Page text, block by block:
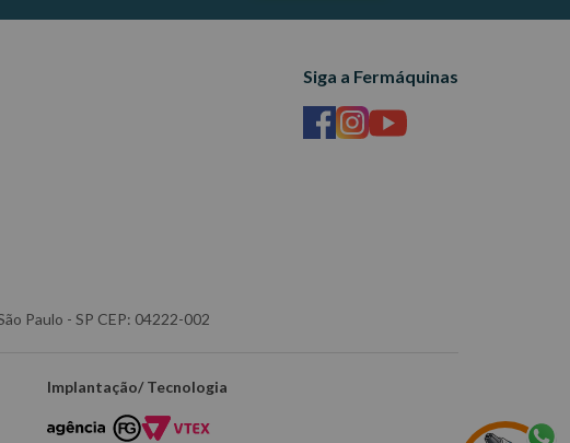
Paulo - SP CEP: 04222-002
Siga a Fermáquinas
Implantação/ Tecnologia